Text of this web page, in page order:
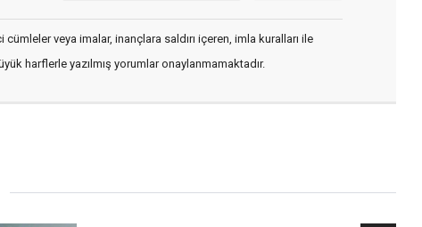
veya imalar, inançlara saldırı içeren, imla kuralları ile
harflerle yazılmış yorumlar onaylanmamaktadır.